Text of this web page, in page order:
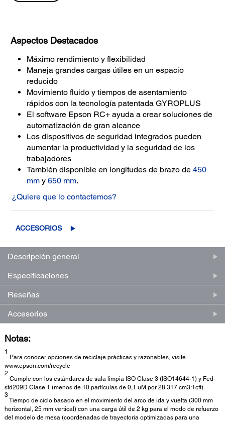
Aspectos Destacados
Máximo rendimiento y flexibilidad
Maneja grandes cargas útiles en un espacio
reducido
Movimiento fluido y tiempos de asentamiento
rápidos con la tecnología patentada GYROPLUS
El software Epson RC+ ayuda a crear soluciones de
automatización de gran alcance
Los dispositivos de seguridad integrados pueden
aumentar la productividad y la seguridad de los
trabajadores
También disponible en longitudes de brazo de 450
mm y 650 mm.
¿Quiere que lo contactemos?
ACCESORIOS
Descripción general
Especificaciones
Reseñas
Accesorios
Notas:
1
Para conocer opciones de reciclaje prácticas y razonables, visite
www.epson.com/recycle
2
Cumple con los estándares de sala limpia ISO Clase 3 (ISO14644-1) y Fed-
std209D Clase 1 (menos de 10 partículas de 0,1 uM por 28 317 cm3:1cft).
3
Tiempo de ciclo basado en el movimiento del arco de ida y vuelta (300 mm
horizontal, 25 mm vertical) con una carga útil de 2 kg para el modo de refuerzo
del modelo de mesa (coordenadas de trayectoria optimizadas para una